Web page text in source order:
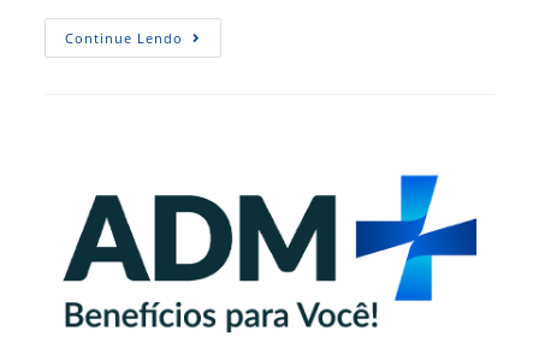
post:
Continue Lendo Talentos
Btn